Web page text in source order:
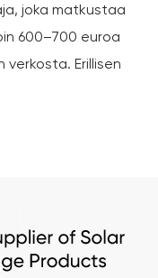
joka matkustaa
600–700 euroa
Erillisen